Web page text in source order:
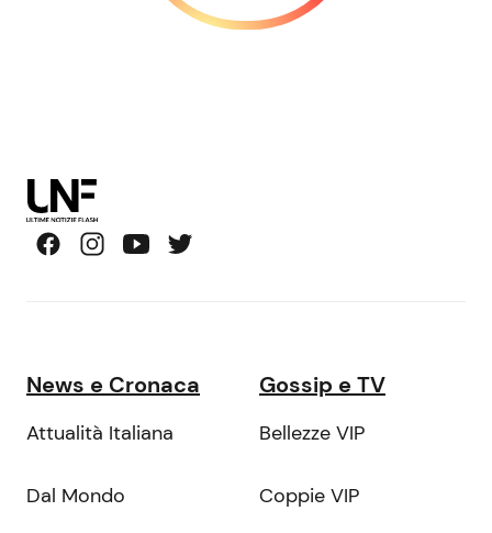
News e Cronaca
Attualità Italiana
Dal Mondo
Gossip e TV
Bellezze VIP
Coppie VIP